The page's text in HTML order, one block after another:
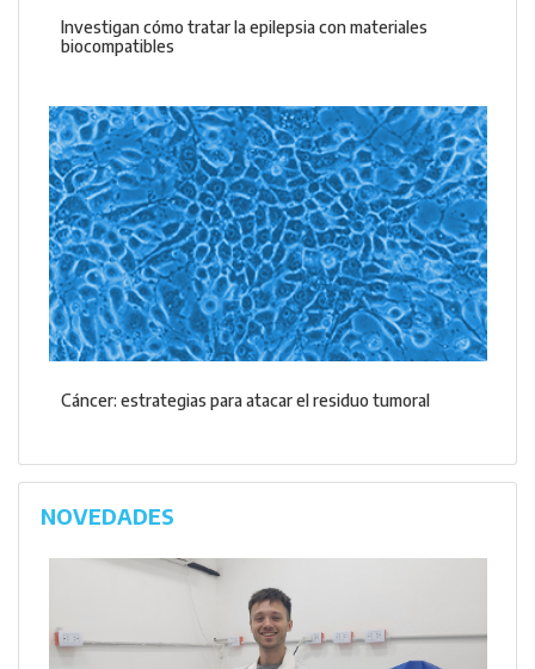
Investigan cómo tratar la epilepsia con materiales
biocompatibles
Cáncer: estrategias para atacar el residuo tumoral
NOVEDADES